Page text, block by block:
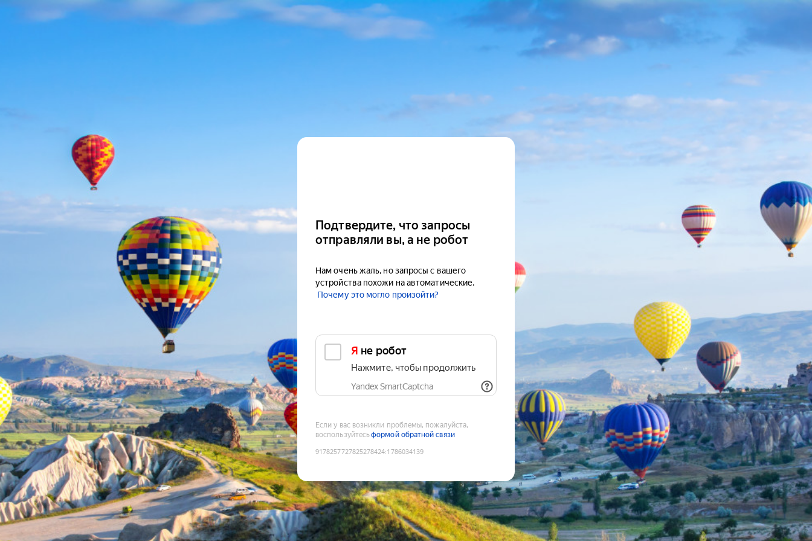
Подтвердите, что запросы
отправляли вы, а не робот
Нам очень жаль, но запросы с вашего
устройства похожи на автоматические.
Почему это могло произойти?
Я не робот
Нажмите, чтобы продолжить
Yandex SmartCaptcha
Если у вас возникли проблемы, пожалуйста,
воспользуйтесьформой обратной связи
9178257727825278424:1786034139